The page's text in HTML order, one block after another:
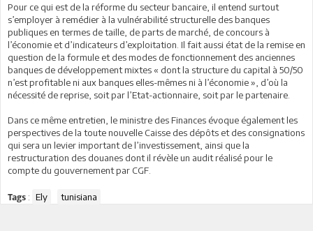
Pour ce qui est de la réforme du secteur bancaire, il entend surtout
s’employer à remédier à la vulnérabilité structurelle des banques
publiques en termes de taille, de parts de marché, de concours à
l’économie et d’indicateurs d’exploitation. Il fait aussi état de la remise en
question de la formule et des modes de fonctionnement des anciennes
banques de développement mixtes « dont la structure du capital à 50/50
n’est profitable ni aux banques elles-mêmes ni à l’économie », d’où la
nécessité de reprise, soit par l’Etat-actionnaire, soit par le partenaire.
Dans ce même entretien, le ministre des Finances évoque également les
perspectives de la toute nouvelle Caisse des dépôts et des consignations
qui sera un levier important de l’investissement, ainsi que la
restructuration des douanes dont il révèle un audit réalisé pour le
compte du gouvernement par CGF.
Tags : Ely tunisiana